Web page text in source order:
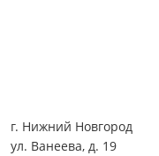
г. Нижний Новгород
ул. Ванеева, д. 19